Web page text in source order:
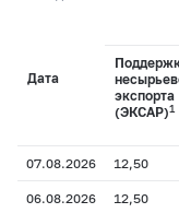
Дата
экспорта
(ЭКСАР)1
07.08.2026 12,50
06.08.2026 12,50